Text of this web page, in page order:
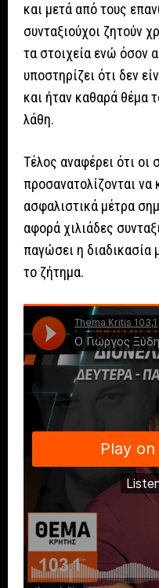
και μετά από τους
συνταξιούχοι ζητούν
τα στοιχεία ενώ όσον
υποστηρίζει ότι δεν
και ήταν καθαρά θέμα
λάθη.
Τέλος αναφέρει ότι οι
προσανατολίζονται να
ασφαλιστικά μέτρα
αφορά χιλιάδες
παγώσει η διαδικασία
το ζήτημα.